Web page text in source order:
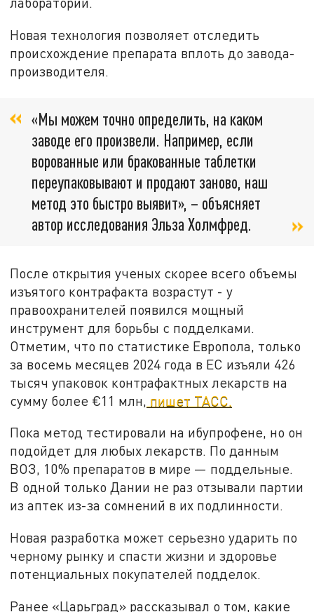
Новая технология позволяет отследить
происхождение препарата вплоть до завода-
производителя.
«Мы можем точно определить, на каком
заводе его произвели. Например, если
ворованные или бракованные таблетки
переупаковывают и продают заново, наш
метод это быстро выявит», – объясняет
автор исследования Эльза Холмфред.
После открытия ученых скорее всего объемы
изъятого контрафакта возрастут - у
правоохранителей появился мощный
инструмент для борьбы с подделками.
Отметим, что по статистике Европола, только
за восемь месяцев 2024 года в ЕС изъяли 426
тысяч упаковок контрафактных лекарств на
сумму более €11 млн, пишет ТАСС.
Пока метод тестировали на ибупрофене, но он
подойдет для любых лекарств. По данным
ВОЗ, 10% препаратов в мире — поддельные.
В одной только Дании не раз отзывали партии
из аптек из-за сомнений в их подлинности.
Новая разработка может серьезно ударить по
черному рынку и спасти жизни и здоровье
потенциальных покупателей подделок.
Ранее «Царьград» рассказывал о том, какие